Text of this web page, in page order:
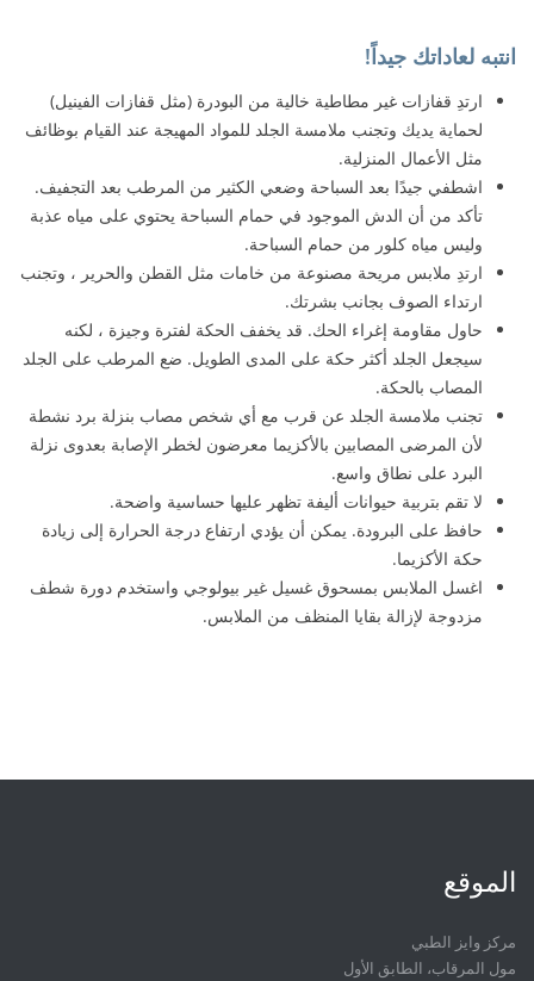
انتبه لعاداتك جيداً!
ارتدِ قفازات غير مطاطية خالية من البودرة (مثل قفازات الفينيل)
لحماية يديك وتجنب ملامسة الجلد للمواد المهيجة عند القيام بوظائف
مثل الأعمال المنزلية.
اشطفي جيدًا بعد السباحة وضعي الكثير من المرطب بعد التجفيف.
تأكد من أن الدش الموجود في حمام السباحة يحتوي على مياه عذبة
وليس مياه كلور من حمام السباحة.
ارتدِ ملابس مريحة مصنوعة من خامات مثل القطن والحرير ، وتجنب
ارتداء الصوف بجانب بشرتك.
حاول مقاومة إغراء الحك. قد يخفف الحكة لفترة وجيزة ، لكنه
سيجعل الجلد أكثر حكة على المدى الطويل. ضع المرطب على الجلد
المصاب بالحكة.
تجنب ملامسة الجلد عن قرب مع أي شخص مصاب بنزلة برد نشطة
لأن المرضى المصابين بالأكزيما معرضون لخطر الإصابة بعدوى نزلة
البرد على نطاق واسع.
لا تقم بتربية حيوانات أليفة تظهر عليها حساسية واضحة.
حافظ على البرودة. يمكن أن يؤدي ارتفاع درجة الحرارة إلى زيادة
حكة الأكزيما.
اغسل الملابس بمسحوق غسيل غير بيولوجي واستخدم دورة شطف
مزدوجة لإزالة بقايا المنظف من الملابس.
الموقع
مركز وايز الطبي
مول المرقاب، الطابق الأول